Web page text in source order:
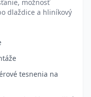
možnosť
dlaždice a hliníkový
tesnenia na